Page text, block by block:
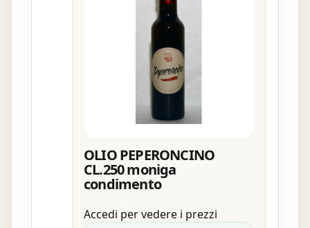
OLIO PEPERONCINO
CL.250 moniga
condimento
Accedi per vedere i prezzi